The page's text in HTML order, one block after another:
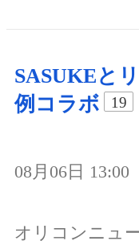
SASUKEと
例コラボ
19
08月06日 13:00
オリコンニュ